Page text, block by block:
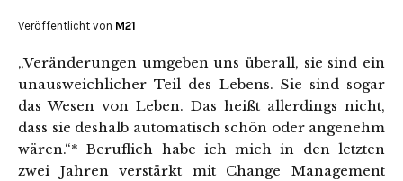
Veröffentlicht von M21
„Veränderungen umgeben uns überall, sie sind ein
unausweichlicher Teil des Lebens. Sie sind sogar
das Wesen von Leben. Das heißt allerdings nicht,
dass sie deshalb automatisch schön oder angenehm
wären.“* Beruflich habe ich mich in den letzten
zwei Jahren verstärkt mit Change Management